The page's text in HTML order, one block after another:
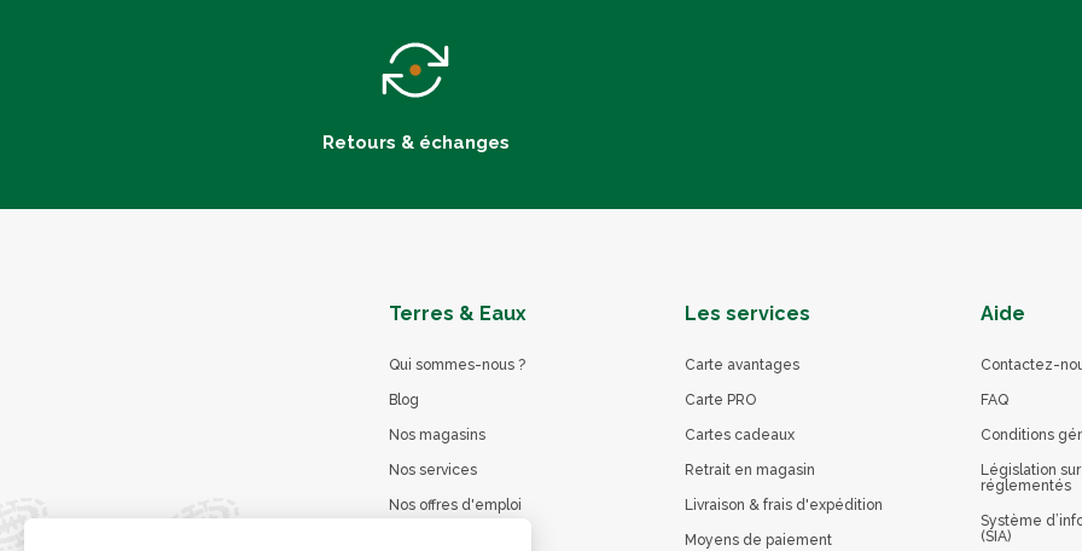
Retours & échanges
Terres & Eaux
Qui sommes-nous ?
Blog
Nos magasins
Nos services
Nos offres d'emploi
Les services
Carte avantages
Carte PRO
Cartes cadeaux
Retrait en magasin
Livraison & frais d'expédition
Moyens de paiement
Aide
Contactez-
FAQ
Conditions
Législation
réglementés
Système
(SIA)